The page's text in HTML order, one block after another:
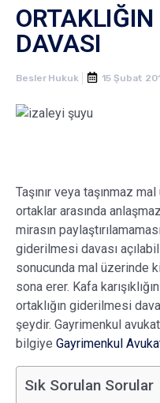
DAVASI
Besler Hukuk 15 Şubat
Taşınır veya taşınmaz
ortaklar arasında
mirasın
giderilmesi davası
sonucunda mal üzerinde
sona erer. Kafa
ortaklığın giderilmesi
şeydir. Gayrimenkul
bilgiye Gayrimenkul
Sık Sorulan Sorular